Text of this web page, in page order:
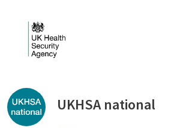
Public library - UKHSA national
UKHSA national